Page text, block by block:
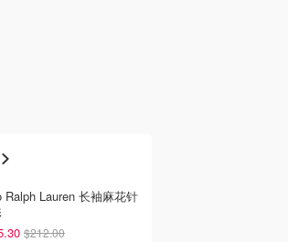
Lauren 长袖麻花针
$212.00